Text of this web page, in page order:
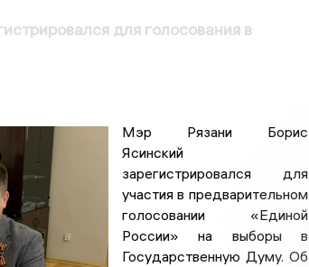
для голосования в
Мэр Рязани Борис
Ясинский
зарегистрировался для
участия в предварительном
голосовании «Единой
России» на выборы в
Государственную Думу. Об